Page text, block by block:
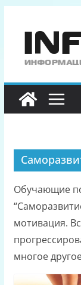
содержимому
Обучающие
мотивация.
многое